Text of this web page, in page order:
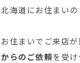
海道にお住まい
住まいでご来店
らのご依頼を受